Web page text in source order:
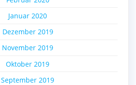
Januar 2020
Dezember 2019
November 2019
Oktober 2019
September 2019